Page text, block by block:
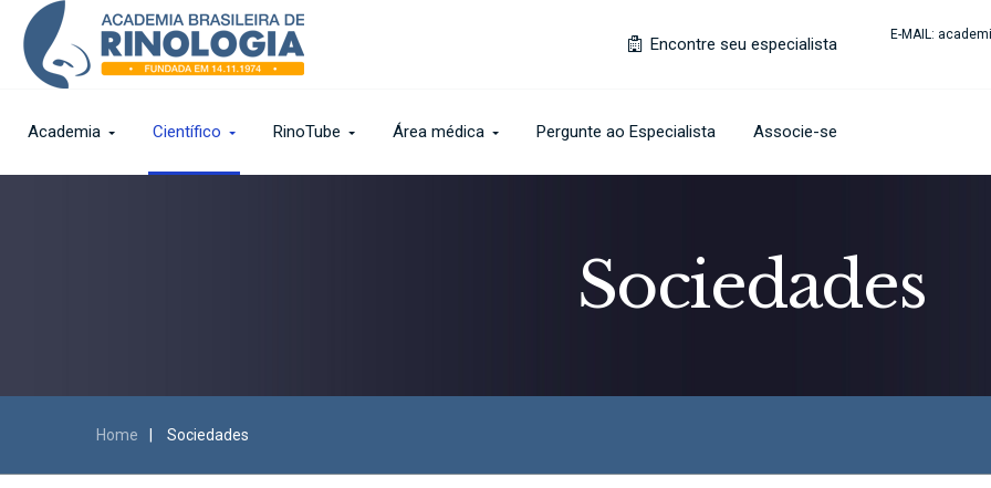
Encontre seu especialista
E-MAIL:
Academia Científico RinoTube Área médica Pergunte ao Especialista Associe-se
Sociedades
Home Sociedades